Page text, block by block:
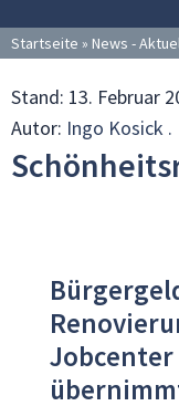
Startseite » News -
Stand: 13. Februar
Autor: Ingo Kosick .
Jobcenter